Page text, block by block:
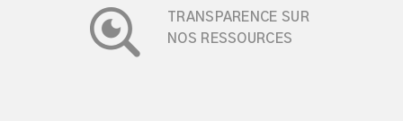
TRANSPARENCE SUR
NOS RESSOURCES